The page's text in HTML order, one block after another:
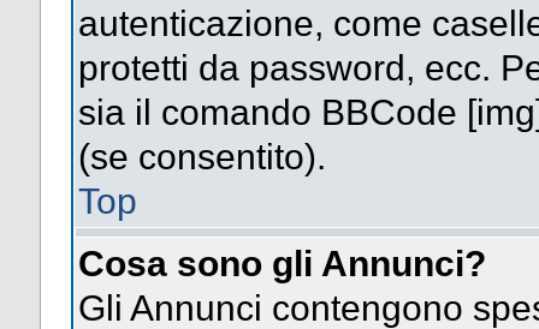
autenticazione, come
protetti da password, ecc.
sia il comando BBCode
(se consentito).
Top
Cosa sono gli Annunci?
Gli Annunci contengono